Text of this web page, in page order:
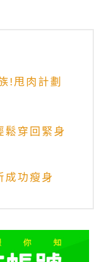
!甩肉計劃
鬆穿回緊身
成功瘦身